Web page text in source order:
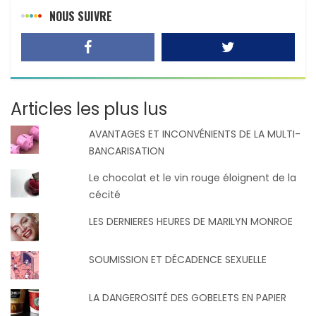
NOUS SUIVRE
Articles les plus lus
AVANTAGES ET INCONVÉNIENTS DE LA MULTI-
BANCARISATION
Le chocolat et le vin rouge éloignent de la
cécité
LES DERNIERES HEURES DE MARILYN MONROE
SOUMISSION ET DÉCADENCE SEXUELLE
LA DANGEROSITÉ DES GOBELETS EN PAPIER